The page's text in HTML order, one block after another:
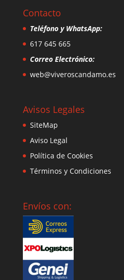
Contacto
Teléfono y WhatsApp:
617 645 665
Correo Electrónico:
web@viveroscandamo.es
Avisos Legales
SiteMap
Aviso Legal
Política de Cookies
Términos y Condiciones
Envíos con: